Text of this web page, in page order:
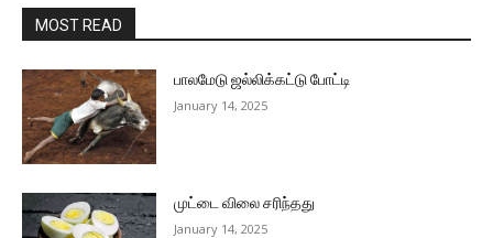
MOST READ
பாலமேடு ஜல்லிக்கட்டு போட்டி
January 14, 2025
முட்டை விலை சரிந்தது
January 14, 2025